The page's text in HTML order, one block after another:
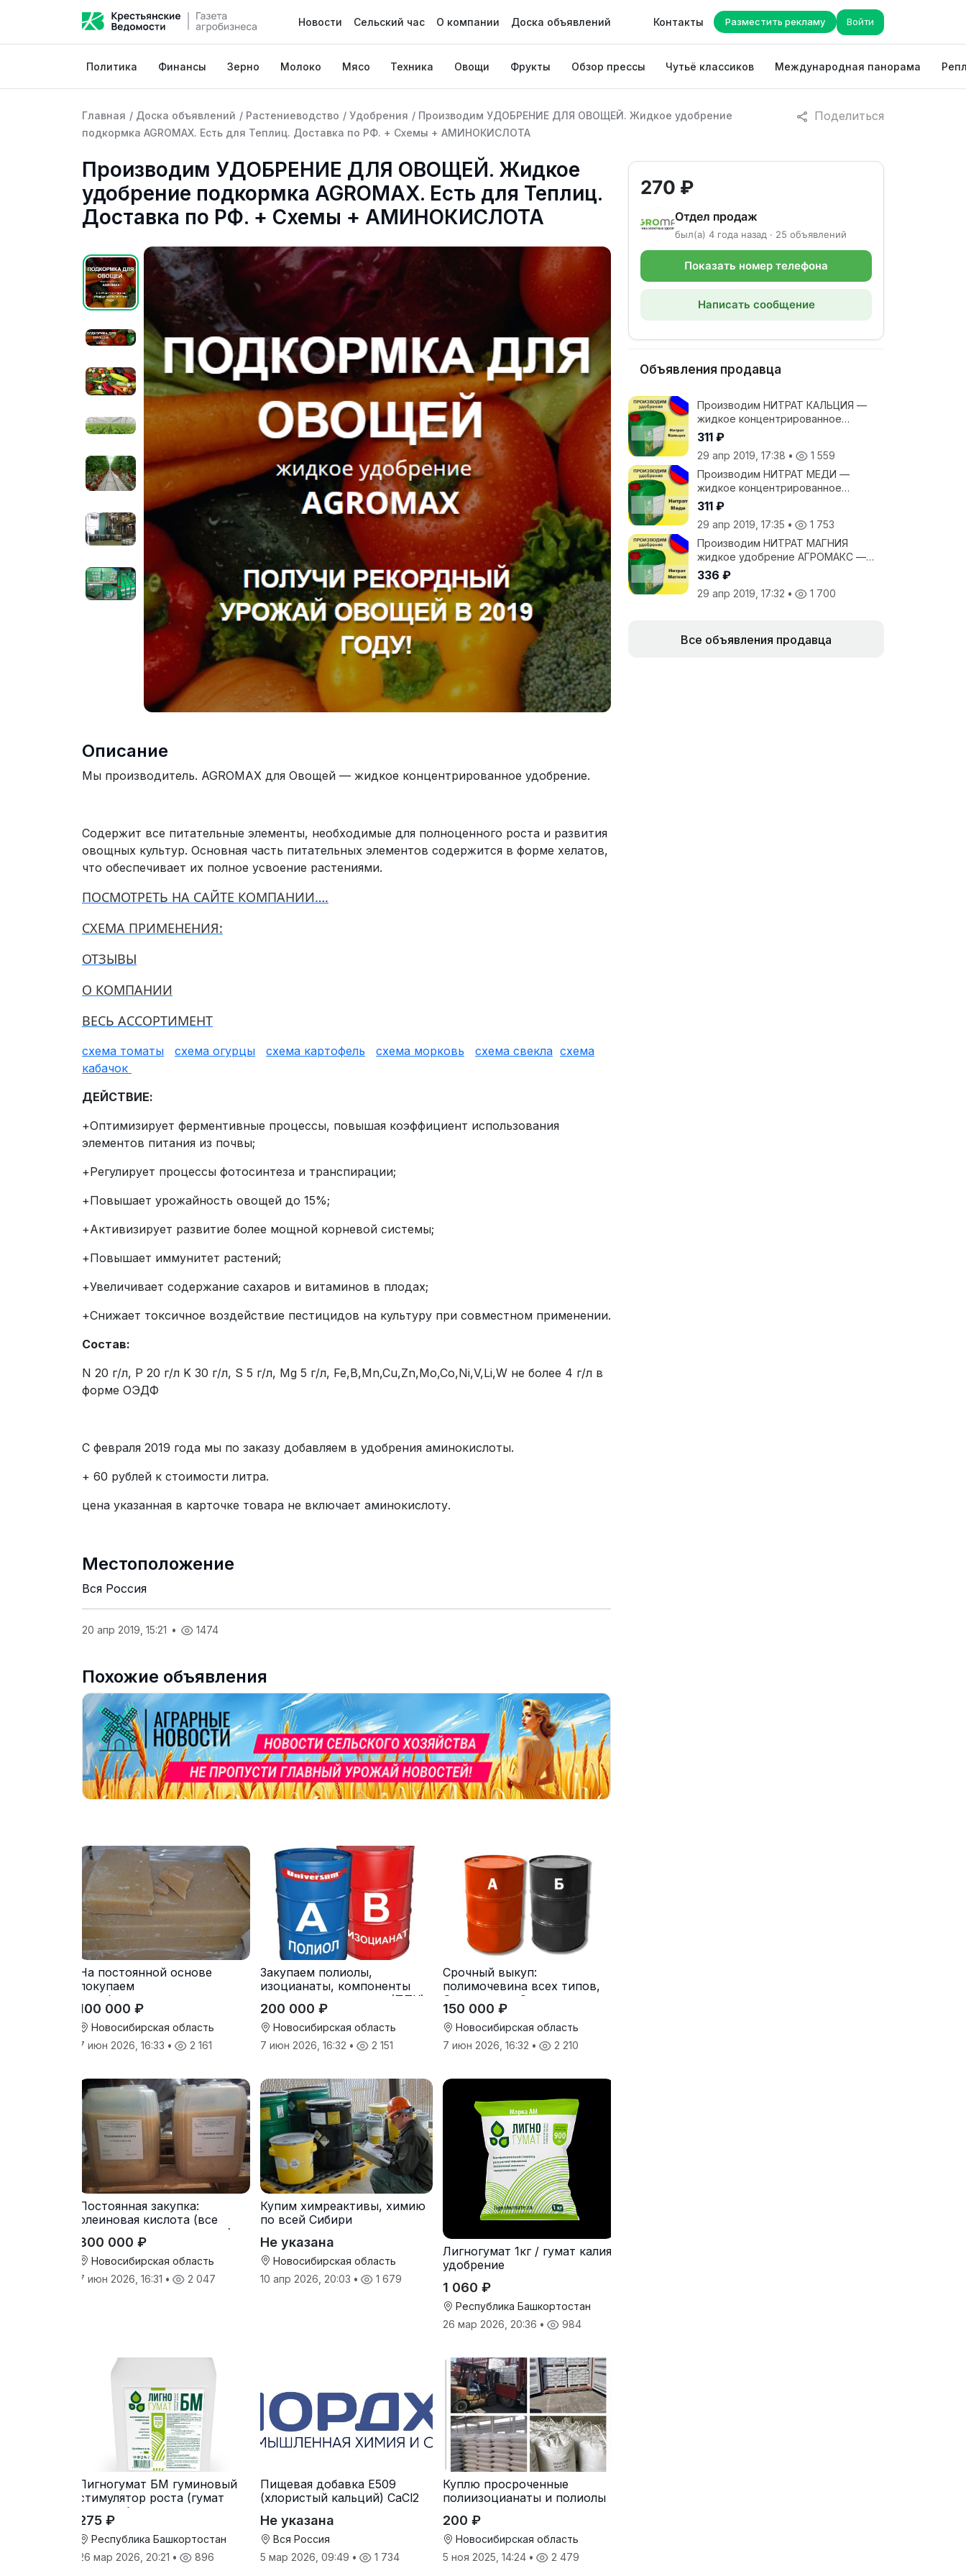
Новости Сельский час О компании Доска объявлений Контакты Разместить рекламу Войти
Политика Финансы Зерно Молоко Мясо Техника Овощи Фрукты Обзор прессы Чутьё классиков Международная панорама
Поделиться
Главная / Доска объявлений / Растениеводство / Удобрения / Производим УДОБРЕНИЕ ДЛЯ ОВОЩЕЙ. Жидкое удобрение
подкормка AGROMAX. Есть для Теплиц. Доставка по РФ. + Схемы + АМИНОКИСЛОТА
Производим УДОБРЕНИЕ ДЛЯ ОВОЩЕЙ. Жидкое
удобрение подкормка AGROMAX. Есть для Теплиц.
Доставка по РФ. + Схемы + АМИНОКИСЛОТА
Описание
Мы производитель. AGROMAX для Овощей — жидкое концентрированное удобрение.
Содержит все питательные элементы, необходимые для полноценного роста и развития
овощных культур. Основная часть питательных элементов содержится в форме хелатов,
что обеспечивает их полное усвоение растениями.
ПОСМОТРЕТЬ НА САЙТЕ КОМПАНИИ….
СХЕМА ПРИМЕНЕНИЯ:
ОТЗЫВЫ
О КОМПАНИИ
ВЕСЬ АССОРТИМЕНТ
схема томаты схема огурцы схема картофель схема морковь схема свекла схема
кабачок
ДЕЙСТВИЕ:
+Оптимизирует ферментивные процессы, повышая коэффициент использования
элементов питания из почвы;
+Регулирует процессы фотосинтеза и транспирации;
+Повышает урожайность овощей до 15%;
+Активизирует развитие более мощной корневой системы;
+Повышает иммунитет растений;
+Увеличивает содержание сахаров и витаминов в плодах;
+Снижает токсичное воздействие пестицидов на культуру при совместном применении.
Состав:
N 20 г/л, P 20 г/л K 30 г/л, S 5 г/л, Mg 5 г/л, Fe,В,Mn,Cu,Zn,Mo,Co,Ni,V,Li,W не более 4 г/л в
форме ОЭДФ
С февраля 2019 года мы по заказу добавляем в удобрения аминокислоты.
+ 60 рублей к стоимости литра.
цена указанная в карточке товара не включает аминокислоту.
Местоположение
Вся Россия
20 апр 2019, 15:21 • 1474
Похожие объявления
На постоянной основе
покупаем
парафиносодержащие
продукты
100 000 ₽
Новосибирская область
7 июн 2026, 16:33 • 2 161
Закупаем полиолы,
изоцианаты, компоненты
для пенополиуретана (ППУ)
200 000 ₽
Новосибирская область
7 июн 2026, 16:32 • 2 151
Срочный выкуп:
полимочевина всех типов,
Эластоплан, Экстраплан
150 000 ₽
Новосибирская область
7 июн 2026, 16:32 • 2 210
Постоянная закупка:
олеиновая кислота (все
виды, склады, просрочка)
800 000 ₽
Новосибирская область
7 июн 2026, 16:31 • 2 047
Купим химреактивы, химию
по всей Сибири
Не указана
Новосибирская область
10 апр 2026, 20:03 • 1 679
Лигногумат 1кг / гумат калия
удобрение
1 060 ₽
Республика Башкортостан
26 мар 2026, 20:36 • 984
Лигногумат БМ гуминовый
стимулятор роста (гумат
калия с фульвовыми
кислотами)
275 ₽
Республика Башкортостан
26 мар 2026, 20:21 • 896
Пищевая добавка Е509
(хлористый кальций) CaCl2
Не указана
Вся Россия
5 мар 2026, 09:49 • 1 734
Куплю просроченные
полиизоцианаты и полиолы
200 ₽
Новосибирская область
5 ноя 2025, 14:24 • 2 479
270 ₽
Отдел продаж
был(а) 4 года назад · 25 объявлений
Показать номер телефона
Написать сообщение
Объявления продавца
Производим НИТРАТ КАЛЬЦИЯ —
жидкое концентрированное
удобрение подкормка АГРОМАКС
N -45.5г/л-31 + АМИНОКИСЛОТА
311 ₽
29 апр 2019, 17:38 •
1 559
Производим НИТРАТ МЕДИ —
жидкое концентрированное
удобрение подкормка АГРОМАКС
АМИНОКИСЛОТА
311 ₽
29 апр 2019, 17:35 •
1 753
Производим НИТРАТ МАГНИЯ
жидкое удобрение АГРОМАКС —
Магний MgО — 135 г/л (10%), Азот N
АМИНОКИСЛОТА
336 ₽
29 апр 2019, 17:32 • 1 700
Все объявления продавца